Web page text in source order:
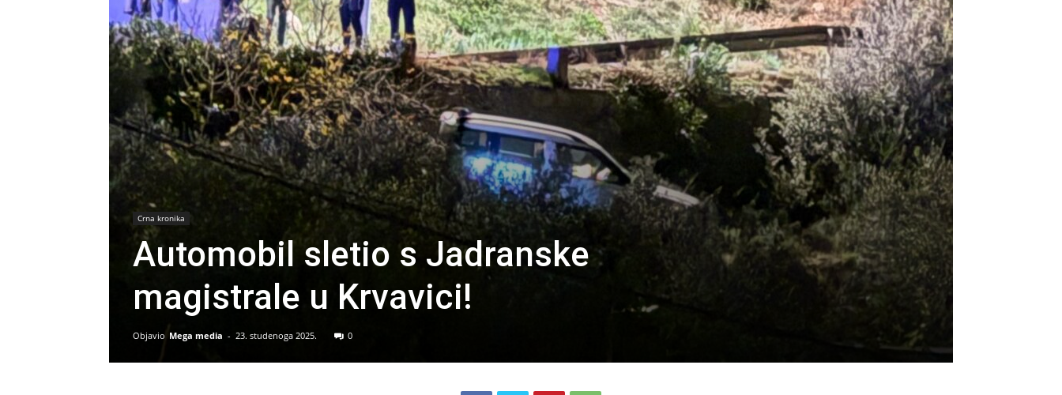
Crna kronika
Automobil sletio s Jadranske
magistrale u Krvavici!
Objavio Mega media - 23. studenoga 2025. 0